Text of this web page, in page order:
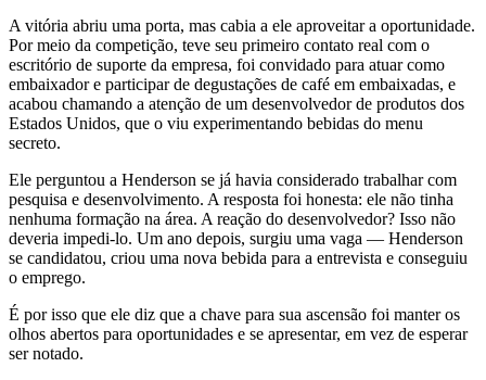
A vitória abriu uma porta, mas cabia a ele aproveitar a oportunidade.
Por meio da competição, teve seu primeiro contato real com o
escritório de suporte da empresa, foi convidado para atuar como
embaixador e participar de degustações de café em embaixadas, e
acabou chamando a atenção de um desenvolvedor de produtos dos
Estados Unidos, que o viu experimentando bebidas do menu
secreto.
Ele perguntou a Henderson se já havia considerado trabalhar com
pesquisa e desenvolvimento. A resposta foi honesta: ele não tinha
nenhuma formação na área. A reação do desenvolvedor? Isso não
deveria impedi-lo. Um ano depois, surgiu uma vaga — Henderson
se candidatou, criou uma nova bebida para a entrevista e conseguiu
o emprego.
É por isso que ele diz que a chave para sua ascensão foi manter os
olhos abertos para oportunidades e se apresentar, em vez de esperar
ser notado.